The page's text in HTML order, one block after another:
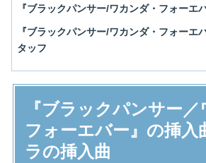
『ブラックパンサー/ワカンダ・フォーエ
『ブラックパンサー/ワカンダ・フォーエ
タッフ
『ブラックパンサー／
フォーエバー』の挿入
ラの挿入曲